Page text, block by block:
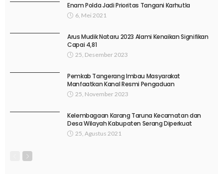
Enam Polda Jadi Prioritas Tangani Karhutla
6, Mei 2021
Arus Mudik Nataru 2023 Alami Kenaikan Signifikan
Capai 4,81
25, Desember 2023
Pemkab Tangerang Imbau Masyarakat
Manfaatkan Kanal Resmi Pengaduan
25, November 2023
Kelembagaan Karang Taruna Kecamatan dan
Desa Wilayah Kabupaten Serang Diperkuat
25, Agustus 2021